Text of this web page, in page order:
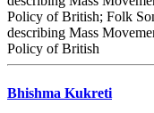
Policy of British; Folk
describing Mass
Policy of British
Bhishma Kukreti